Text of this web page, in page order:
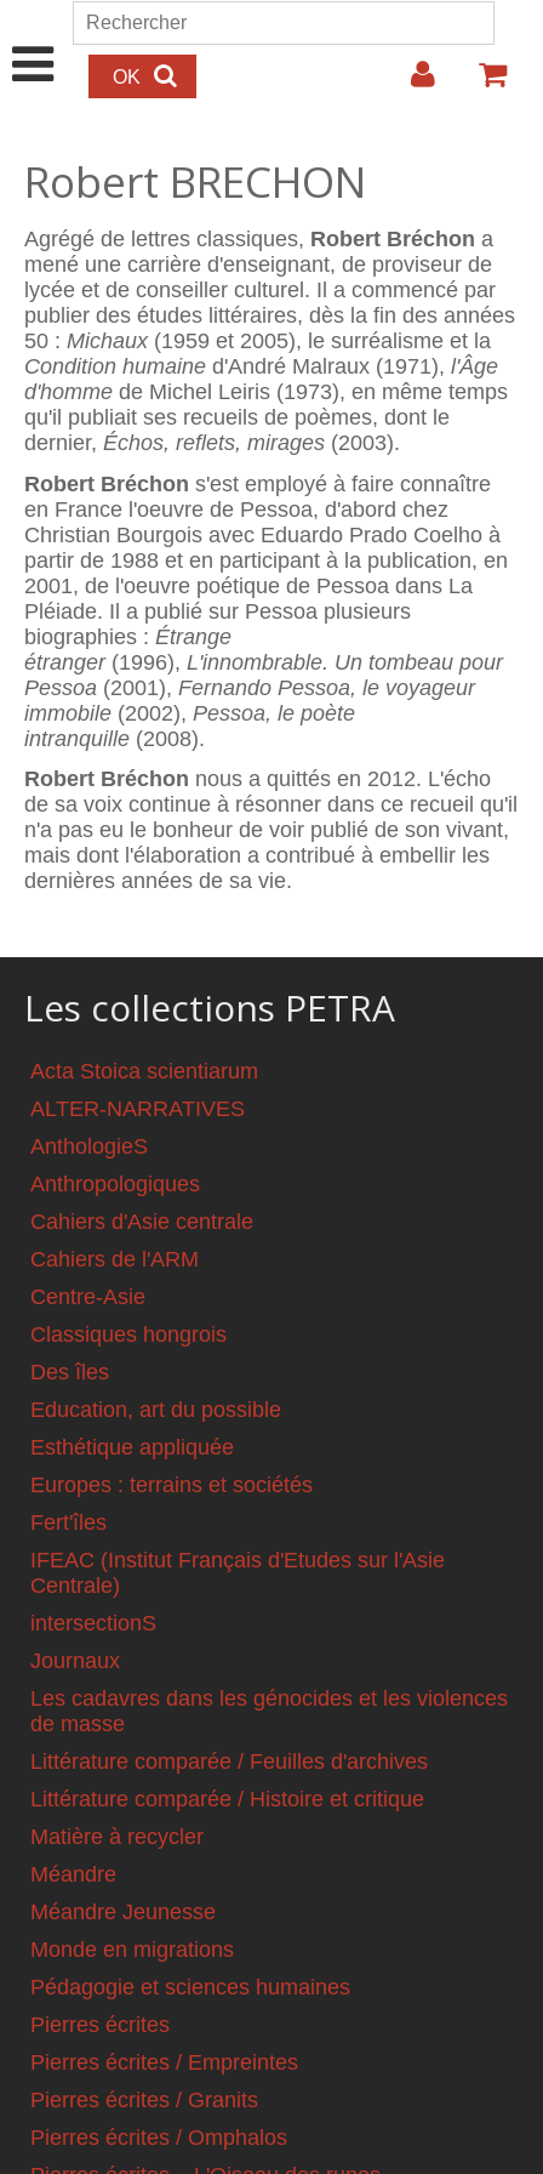
Aller au contenu principal
Formulaire de recherche
Rechercher
Robert BRECHON
Agrégé de lettres classiques, Robert Bréchon a
mené une carrière d'enseignant, de proviseur de
lycée et de conseiller culturel. Il a commencé par
publier des études littéraires, dès la fin des années
50 : Michaux(1959 et 2005), le surréalisme et la
Condition humaine d'André Malraux (1971), l'Âge
d'homme de Michel Leiris (1973), en même temps
qu'il publiait ses recueils de poèmes, dont le
dernier, Échos, reflets, mirages (2003).
Robert Bréchon s'est employé à faire connaître
en France l'oeuvre de Pessoa, d'abord chez
Christian Bourgois avec Eduardo Prado Coelho à
partir de 1988 et en participant à la publication, en
2001, de l'oeuvre poétique de Pessoa dans La
Pléiade. Il a publié sur Pessoa plusieurs
biographies : Étrange
étranger(1996), L'innombrable. Un tombeau pour
Pessoa (2001), Fernando Pessoa, le voyageur
immobile (2002), Pessoa, le poète
intranquille (2008).
Robert Bréchon nous a quittés en 2012. L'écho
de sa voix continue à résonner dans ce recueil qu'il
n'a pas eu le bonheur de voir publié de son vivant,
mais dont l'élaboration a contribué à embellir les
dernières années de sa vie.
Les collections PETRA
Acta Stoica scientiarum
ALTER-NARRATIVES
AnthologieS
Anthropologiques
Cahiers d'Asie centrale
Cahiers de l'ARM
Centre-Asie
Classiques hongrois
Des îles
Education, art du possible
Esthétique appliquée
Europes : terrains et sociétés
Fert'îles
IFEAC (Institut Français d'Etudes sur l'Asie
Centrale)
intersectionS
Journaux
Les cadavres dans les génocides et les violences
de masse
Littérature comparée / Feuilles d'archives
Littérature comparée / Histoire et critique
Matière à recycler
Méandre
Méandre Jeunesse
Monde en migrations
Pédagogie et sciences humaines
Pierres écrites
Pierres écrites / Empreintes
Pierres écrites / Granits
Pierres écrites / Omphalos